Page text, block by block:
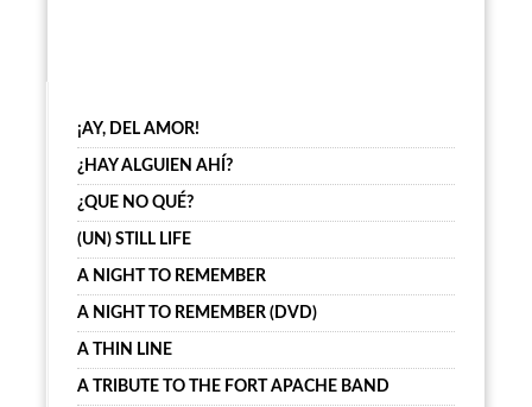
¡AY, DEL AMOR!
¿HAY ALGUIEN AHÍ?
¿QUE NO QUÉ?
(UN) STILL LIFE
A NIGHT TO REMEMBER
A NIGHT TO REMEMBER (DVD)
A THIN LINE
A TRIBUTE TO THE FORT APACHE BAND